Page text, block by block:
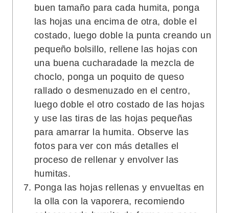
buen tamaño para cada humita, ponga
las hojas una encima de otra, doble el
costado, luego doble la punta creando un
pequeño bolsillo, rellene las hojas con
una buena cucharadade la mezcla de
choclo, ponga un poquito de queso
rallado o desmenuzado en el centro,
luego doble el otro costado de las hojas
y use las tiras de las hojas pequeñas
para amarrar la humita. Observe las
fotos para ver con más detalles el
proceso de rellenar y envolver las
humitas.
Ponga las hojas rellenas y envueltas en
la olla con la vaporera, recomiendo